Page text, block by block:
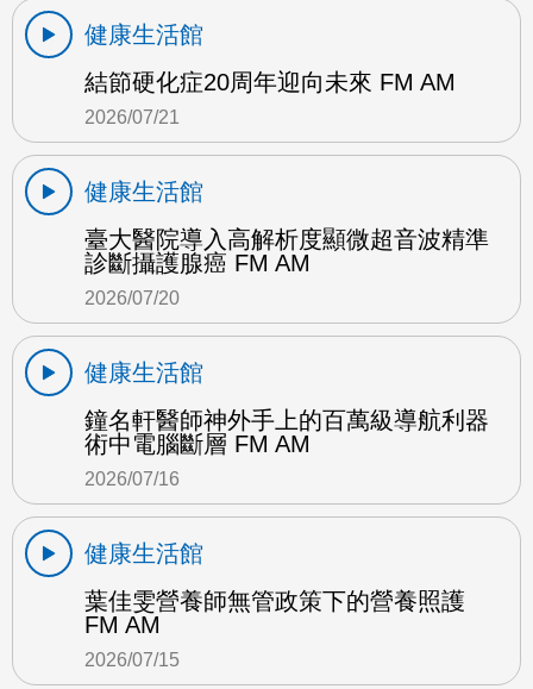
健康生活館
結節硬化症20周年迎向未來 FM AM
2026/07/21
健康生活館
臺大醫院導入高解析度顯微超音波精準
診斷攝護腺癌 FM AM
2026/07/20
健康生活館
鐘名軒醫師神外手上的百萬級導航利器
術中電腦斷層 FM AM
2026/07/16
健康生活館
葉佳雯營養師無管政策下的營養照護
FM AM
2026/07/15